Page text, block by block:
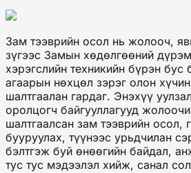
Зам тээврийн осол нь жолооч,
зүгээс Замын хөдөлгөөний
хэрэгслийн техникийн бүрэн бус
агаарын нөхцөл зэрэг олон
шалтгаалан гардаг. Энэхүү
оролцогч байгууллагууд
шалтгаалсан зам тээврийн осол,
бууруулах, түүнээс урьдчилан
бэлтгэж буй өнөөгийн байдал,
тус тус мэдээлэл хийж, санал